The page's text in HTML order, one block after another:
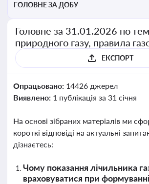
ГОЛОВНЕ ЗА ДОБУ
Головне за 31.01.2026 по
природного газу, правила
ЕКСПОРТ
Опрацьовано: 14426 джерел
Виявлено: 1 публікація за 31 січня
На основі зібраних матеріалів ми
короткі відповіді на актуальні
дізнаєтесь:
Чому показання лічильника
враховуватися при